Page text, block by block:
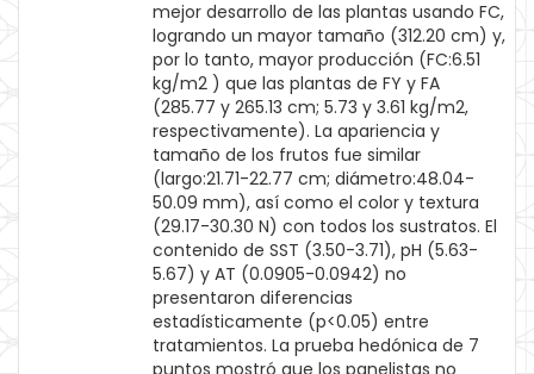
mejor desarrollo de las plantas usando FC,
logrando un mayor tamaño (312.20 cm) y,
por lo tanto, mayor producción (FC:6.51
kg/m2 ) que las plantas de FY y FA
(285.77 y 265.13 cm; 5.73 y 3.61 kg/m2,
respectivamente). La apariencia y
tamaño de los frutos fue similar
(largo:21.71-22.77 cm; diámetro:48.04-
50.09 mm), así como el color y textura
(29.17-30.30 N) con todos los sustratos. El
contenido de SST (3.50-3.71), pH (5.63-
5.67) y AT (0.0905-0.0942) no
presentaron diferencias
estadísticamente (p<0.05) entre
tratamientos. La prueba hedónica de 7
puntos mostró que los panelistas no